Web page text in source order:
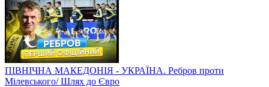
ПІВНІЧНА МАКЕДОНІЯ - УКРАЇНА. Ребров проти
Мілевського/ Шлях до Євро